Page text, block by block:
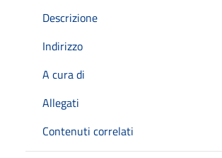
Descrizione
Indirizzo
A cura di
Allegati
Contenuti correlati